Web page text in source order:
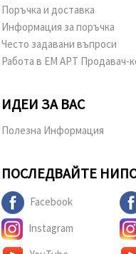
Поръчка и доставка
Информация за поръчка
Често задавани въпроси
Работа в ЕМ АРТ Продавач-
ИДЕИ ЗА ВАС
Полезна Информация
ПОСЛЕДВАЙТЕ НИ
Facebook
Instagram